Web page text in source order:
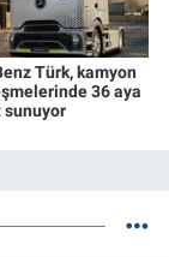
Türk, kamyon
36 aya